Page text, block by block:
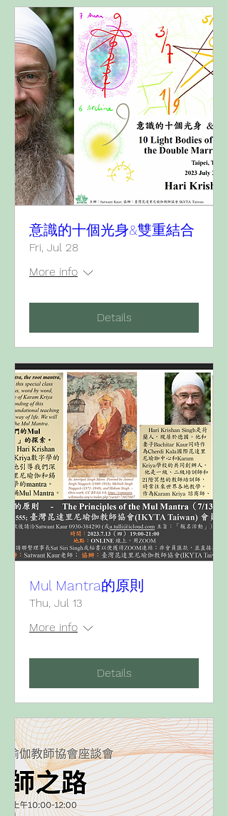
意識的十個光身&雙重結合
Fri, Jul 28
More info
Details
Mul Mantra的原則
Thu, Jul 13
More info
Details